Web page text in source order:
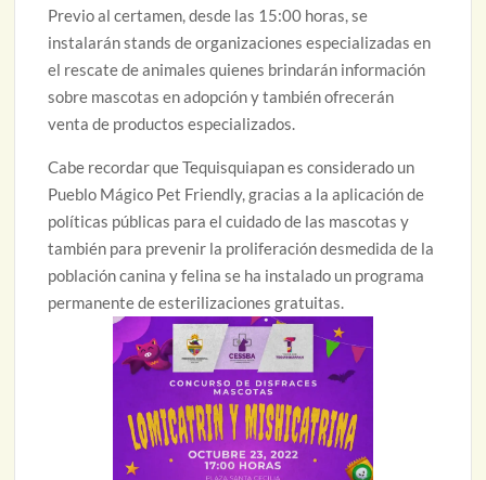
Previo al certamen, desde las 15:00 horas, se
instalarán stands de organizaciones especializadas en
el rescate de animales quienes brindarán información
sobre mascotas en adopción y también ofrecerán
venta de productos especializados.
Cabe recordar que Tequisquiapan es considerado un
Pueblo Mágico Pet Friendly, gracias a la aplicación de
políticas públicas para el cuidado de las mascotas y
también para prevenir la proliferación desmedida de la
población canina y felina se ha instalado un programa
permanente de esterilizaciones gratuitas.